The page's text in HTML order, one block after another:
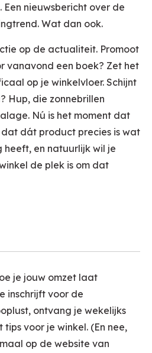
nieuwsbericht over de
Wat dan ook.
op de actualiteit. Promoot
vanavond een boek? Zet het
op je winkelvloer. Schijnt
Hup, die zonnebrillen
Nú is het moment dat
dát product precies is wat
heeft, en natuurlijk wil je
de plek is om dat
je jouw omzet laat
inschrijft voor de
ontvang je wekelijks
voor je winkel. (En nee,
op de website van